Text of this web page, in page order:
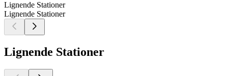
Lignende Stationer
Lignende Stationer
Lignende Stationer